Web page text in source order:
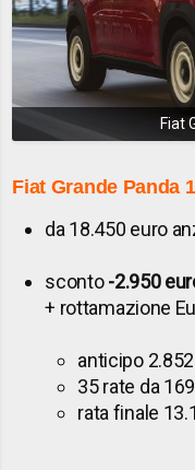
Fiat
Fiat Grande Panda
da 18.450 euro
sconto-2.950
+ rottamazione
anticipo
35 rate da
rata finale